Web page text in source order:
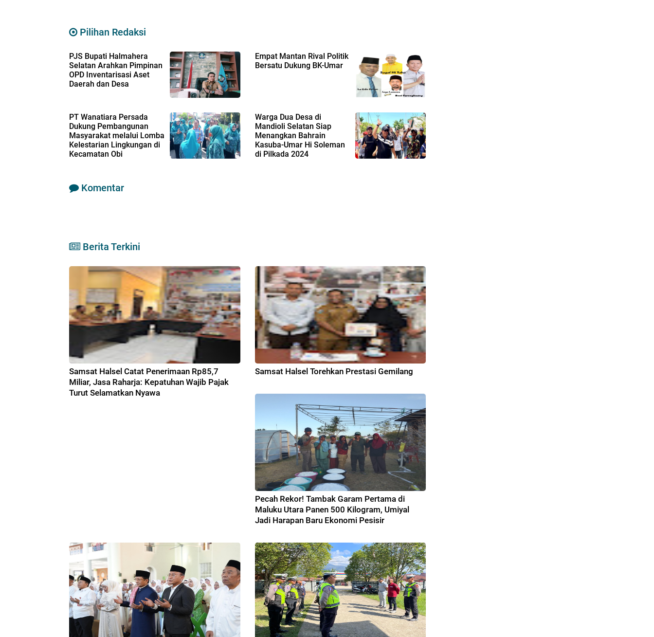
Pilihan Redaksi
PJS Bupati Halmahera
Selatan Arahkan Pimpinan
OPD Inventarisasi Aset
Daerah dan Desa
Empat Mantan Rival Politik
Bersatu Dukung BK-Umar
PT Wanatiara Persada
Dukung Pembangunan
Masyarakat melalui Lomba
Kelestarian Lingkungan di
Kecamatan Obi
Warga Dua Desa di
Mandioli Selatan Siap
Menangkan Bahrain
Kasuba-Umar Hi Soleman
di Pilkada 2024
Komentar
Berita Terkini
Samsat Halsel Catat Penerimaan Rp85,7
Miliar, Jasa Raharja: Kepatuhan Wajib Pajak
Turut Selamatkan Nyawa
Samsat Halsel Torehkan Prestasi Gemilang
Pecah Rekor! Tambak Garam Pertama di
Maluku Utara Panen 500 Kilogram, Umiyal
Jadi Harapan Baru Ekonomi Pesisir